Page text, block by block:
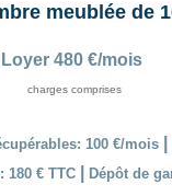
Loyer 480 €/mois
charges comprises
100 €/mois
180 € TTC
Dépôt de